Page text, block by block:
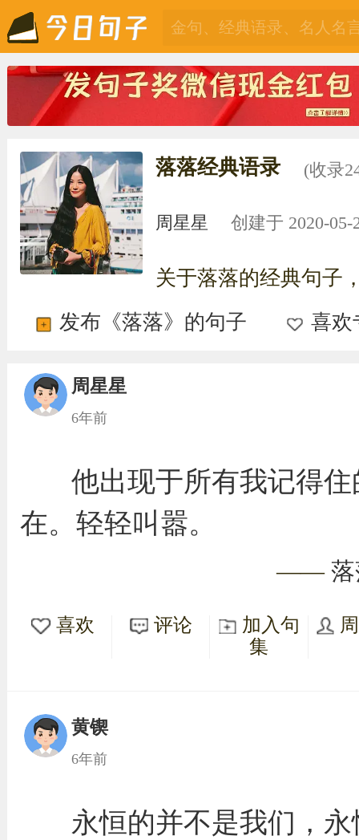
落落经典语录 (收录
周星星 创建于 2020-05-
关于落落的经典句子
发布《落落》的句子
喜欢
周星星
6年前
他出现于所有我记得
在。轻轻叫嚣。
——
喜欢 评论
加入句
集
黄锲
6年前
永恒的并不是我们，